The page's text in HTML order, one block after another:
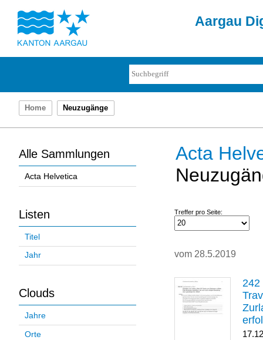
Aargau
Home Neuzugänge
Alle Sammlungen
Acta Helvetica
Listen
Titel
Jahr
Clouds
Jahre
Orte
Acta
Treffer pro Seite:
vom 28.5.2019